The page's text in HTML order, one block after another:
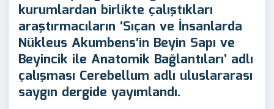
kurumlardan birlikte çalıştıkları
araştırmacıların ‘Sıçan ve İnsanlarda
Nükleus Akumbens’in Beyin Sapı ve
Beyincik ile Anatomik Bağlantıları’ adlı
çalışması Cerebellum adlı uluslararası
saygın dergide yayımlandı.